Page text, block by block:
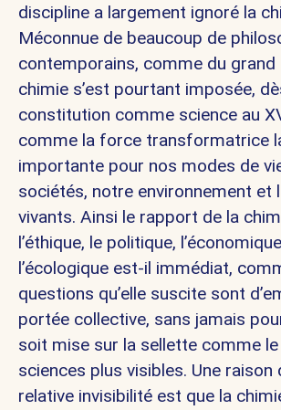
discipline a largement ignoré la
Méconnue de beaucoup de
contemporains, comme du grand
chimie s’est pourtant imposée,
constitution comme science au
comme la force transformatrice
importante pour nos modes de
sociétés, notre environnement et
vivants. Ainsi le rapport de la
l’éthique, le politique,
l’écologique est-il immédiat,
questions qu’elle suscite sont
portée collective, sans jamais
soit mise sur la sellette comme le
sciences plus visibles. Une raison
relative invisibilité est que la